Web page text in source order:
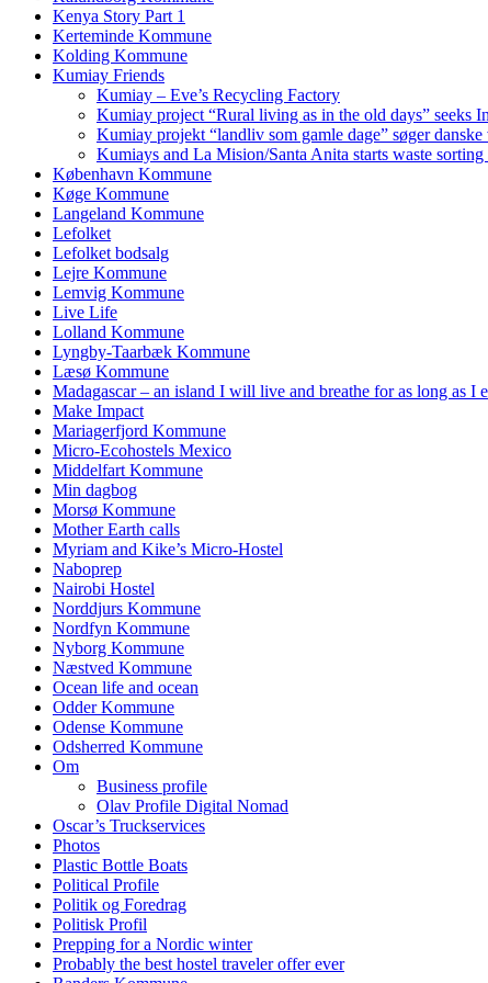
Kenya Story Part 1
Kerteminde Kommune
Kolding Kommune
Kumiay Friends
Kumiay – Eve’s Recycling Factory
Kumiay project “Rural living as in the old days” seeks
Kumiay projekt “landliv som gamle dage” søger
Kumiays and La Mision/Santa Anita starts waste
København Kommune
Køge Kommune
Langeland Kommune
Lefolket
Lefolket bodsalg
Lejre Kommune
Lemvig Kommune
Live Life
Lolland Kommune
Lyngby-Taarbæk Kommune
Læsø Kommune
Madagascar – an island I will live and breathe for as long as I
Make Impact
Mariagerfjord Kommune
Micro-Ecohostels Mexico
Middelfart Kommune
Min dagbog
Morsø Kommune
Mother Earth calls
Myriam and Kike’s Micro-Hostel
Naboprep
Nairobi Hostel
Norddjurs Kommune
Nordfyn Kommune
Nyborg Kommune
Næstved Kommune
Ocean life and ocean
Odder Kommune
Odense Kommune
Odsherred Kommune
Om
Business profile
Olav Profile Digital Nomad
Oscar’s Truckservices
Photos
Plastic Bottle Boats
Political Profile
Politik og Foredrag
Politisk Profil
Prepping for a Nordic winter
Probably the best hostel traveler offer ever